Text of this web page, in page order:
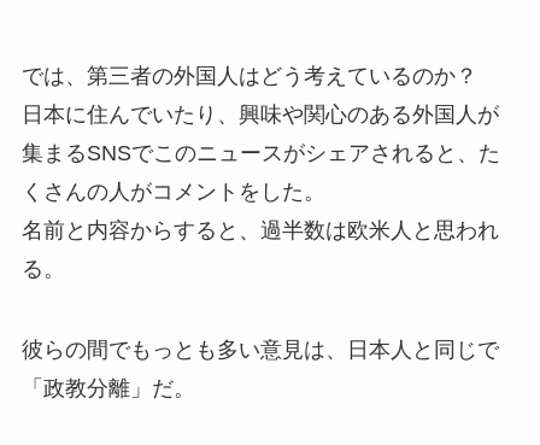
では、第三者の外国人はどう考えているのか？
日本に住んでいたり、興味や関心のある外国人が
集まるSNSでこのニュースがシェアされると、た
くさんの人がコメントをした。
名前と内容からすると、過半数は欧米人と思われ
る。
彼らの間でもっとも多い意見は、日本人と同じで
「政教分離」だ。